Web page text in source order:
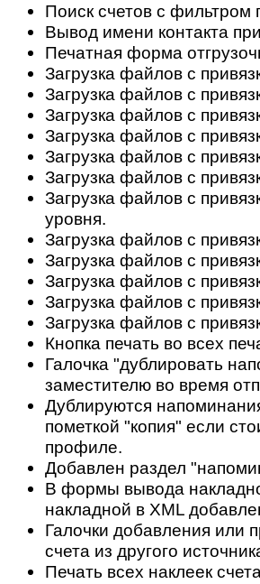
Поиск счетов с фильтром
Вывод имени контакта
Печатная форма
Загрузка файлов с
Загрузка файлов с
Загрузка файлов с
Загрузка файлов с
Загрузка файлов с
Загрузка файлов с
Загрузка файлов с
уровня.
Загрузка файлов с
Загрузка файлов с
Загрузка файлов с
Загрузка файлов с
Загрузка файлов с
Кнопка печать во всех
Галочка "дублировать
заместителю во время
Дублируются
пометкой "копия" если
профиле.
Добавлен раздел
В формы вывода
накладной в XML
Галочки добавления или
счета из другого
Печать всех наклеек